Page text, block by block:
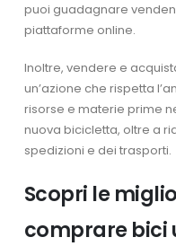
puoi guadagnare
piattaforme online.
Inoltre, vendere e
un’azione che rispetta
risorse e materie prime
nuova bicicletta, oltre a
spedizioni e dei trasporti.
Scopri le
comprare bici